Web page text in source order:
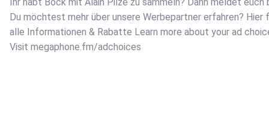
Du möchtest mehr über unsere Werbepartner erfahren? Hier
alle Informationen & Rabatte Learn more about your ad
Visit megaphone.fm/adchoices